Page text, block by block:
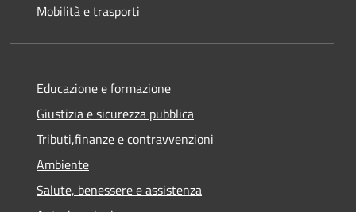
Mobilità e trasporti
Educazione e formazione
Giustizia e sicurezza pubblica
Tributi,finanze e contravvenzioni
Ambiente
Salute, benessere e assistenza